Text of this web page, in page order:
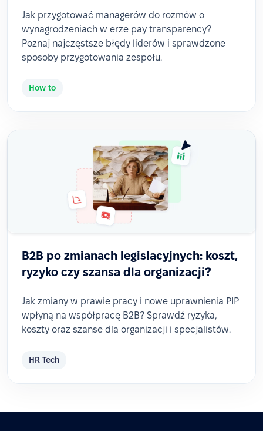
Jak przygotować managerów do rozmów o
wynagrodzeniach w erze pay transparency?
Poznaj najczęstsze błędy liderów i sprawdzone
sposoby przygotowania zespołu.
How to
B2B po zmianach legislacyjnych: koszt,
ryzyko czy szansa dla organizacji?
Jak zmiany w prawie pracy i nowe uprawnienia PIP
wpłyną na współpracę B2B? Sprawdź ryzyka,
koszty oraz szanse dla organizacji i specjalistów.
HR Tech